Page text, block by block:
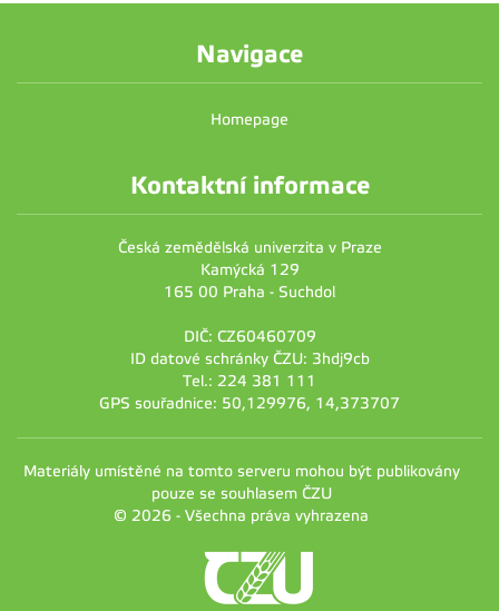
Navigace
Homepage
Kontaktní informace
Česká zemědělská univerzita v Praze
Kamýcká 129
165 00 Praha - Suchdol
DIČ: CZ60460709
ID datové schránky ČZU: 3hdj9cb
Tel.: 224 381 111
GPS souřadnice: 50,129976, 14,373707
Materiály umístěné na tomto serveru mohou být publikovány
pouze se souhlasem ČZU
© 2026 - Všechna práva vyhrazena